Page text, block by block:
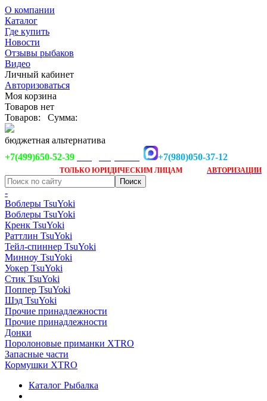
О компании
Каталог
Где купить
Новости
Отзывы рыбаков
Видео
Личный кабинет
Авторизоваться
Моя корзина
Товаров нет
Товаров:
Сумма:
бюджетная альтернатива
+7(499)650-52-39
+7(980)050-37-12
ТОЛЬКО ЮРИДИЧЕСКИМ ЛИЦАМ АВТОРИЗАЦИИ
-
Воблеры TsuYoki
Воблеры TsuYoki
Кренк TsuYoki
Раттлин TsuYoki
Тейл-спиннер TsuYoki
Минноу TsuYoki
Уокер TsuYoki
Стик TsuYoki
Поппер TsuYoki
Шэд TsuYoki
Прочие принадлежности
Прочие принадлежности
Донки
Поролоновые приманки XTRO
Запасные части
Кормушки XTRO
Каталог Рыбалка